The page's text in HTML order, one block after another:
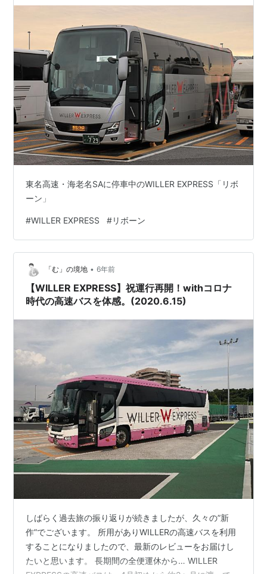
東名高速・海老名SAに停車中のWILLER EXPRESS「リボ
ーン」
#WILLER EXPRESS #リボーン
「む」の境地 • 6年前
【WILLER EXPRESS】祝運行再開！withコロナ
時代の高速バスを体感。(2020.6.15)
しばらく過去旅の振り返りが続きましたが、久々の”新
作”でございます。 所用がありWILLERの高速バスを利用
することになりましたので、最新のレビューをお届けし
たいと思います。 長期間の全便運休から… WILLER